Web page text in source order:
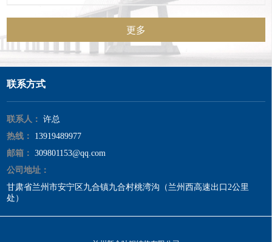
更多
联系方式
联系人：
许总
热线：
13919489977
邮箱：
309801153@qq.com
公司地址：
甘肃省兰州市安宁区九合镇九合村桃湾沟（兰州西高速出口2公里
处）